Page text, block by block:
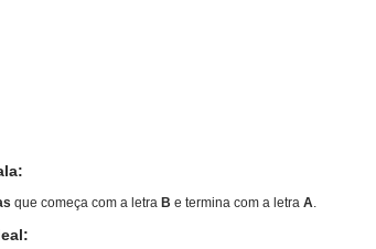
que começa com a letra B e termina com a letra A.